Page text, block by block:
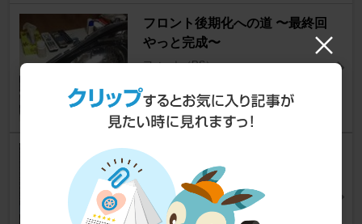
フロント後期化への道 〜最終回
やっと完成〜
フィット（RS）
68
3
(140330)Original Raer Reflect
orの作製・・・
フィット（RS）
TYPE-ARAさん